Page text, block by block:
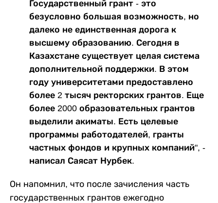
Государственный грант - это
безусловно большая возможность, но
далеко не единственная дорога к
высшему образованию. Сегодня в
Казахстане существует целая система
дополнительной поддержки. В этом
году университетами предоставлено
более 2 тысяч ректорских грантов. Еще
более 2000 образовательных грантов
выделили акиматы. Есть целевые
программы работодателей, гранты
частных фондов и крупных компаний", -
написал Саясат Нурбек.
Он напомнил, что после зачисления часть
государственных грантов ежегодно